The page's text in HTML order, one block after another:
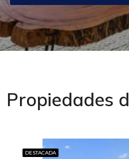
Propiedades
DESTACADA